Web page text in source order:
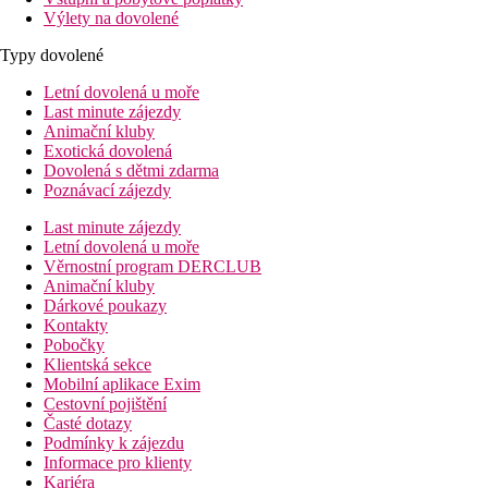
Výlety na dovolené
Typy dovolené
Letní dovolená u moře
Last minute zájezdy
Animační kluby
Exotická dovolená
Dovolená s dětmi zdarma
Poznávací zájezdy
Last minute zájezdy
Letní dovolená u moře
Věrnostní program DERCLUB
Animační kluby
Dárkové poukazy
Kontakty
Pobočky
Klientská sekce
Mobilní aplikace Exim
Cestovní pojištění
Časté dotazy
Podmínky k zájezdu
Informace pro klienty
Kariéra